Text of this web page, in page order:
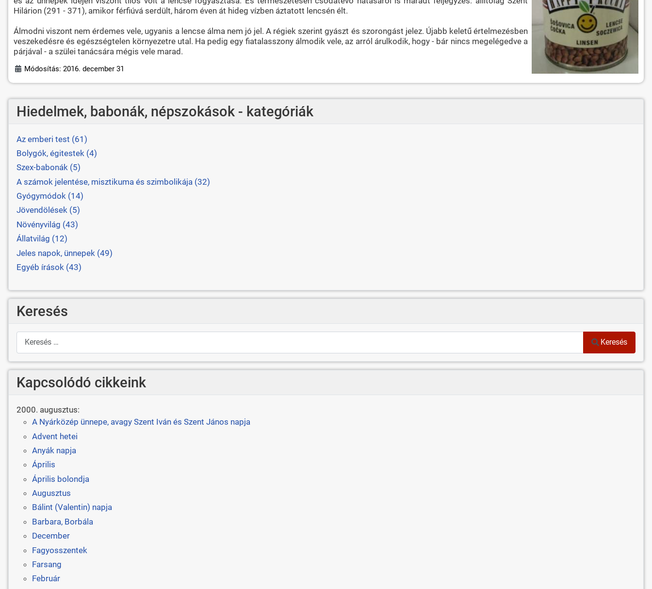
Hilárion (291 - 371), amikor férfiúvá serdült, három éven át hideg vízben áztatott lencsén élt.
Álmodni viszont nem érdemes vele, ugyanis a lencse álma nem jó jel. A régiek szerint gyászt és szorongást jelez. Újabb keletű értelmezésben
veszekedésre és egészségtelen környezetre utal. Ha pedig egy fiatalasszony álmodik vele, az arról árulkodik, hogy - bár nincs megelégedve a
párjával - a szülei tanácsára mégis vele marad.
Módosítás: 2016. december 31
Hiedelmek, babonák, népszokások - kategóriák
Az emberi test (61)
Bolygók, égitestek (4)
Szex-babonák (5)
A számok jelentése, misztikuma és szimbolikája (32)
Gyógymódok (14)
Jövendölések (5)
Növényvilág (43)
Állatvilág (12)
Jeles napok, ünnepek (49)
Egyéb írások (43)
Keresés
Keresés
Keresés
Kapcsolódó cikkeink
2000. augusztus:
A Nyárközép ünnepe, avagy Szent Iván és Szent János napja
Advent hetei
Anyák napja
Április
Április bolondja
Augusztus
Bálint (Valentin) napja
Barbara, Borbála
December
Fagyosszentek
Farsang
Február